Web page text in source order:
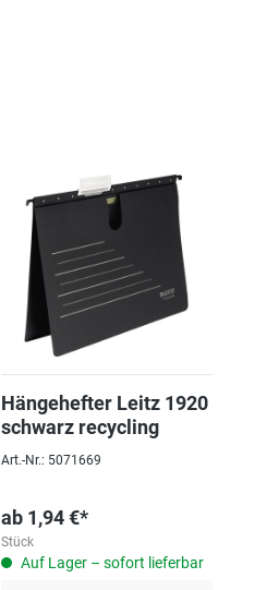
Hängehefter Leitz 1920
schwarz recycling
Art.-Nr.: 5071669
ab 1,94 €*
Stück
Auf Lager – sofort lieferbar